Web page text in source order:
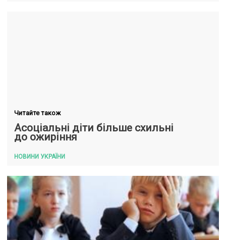
Читайте також
Асоціальні діти більше схильні
до ожиріння
НОВИНИ УКРАЇНИ